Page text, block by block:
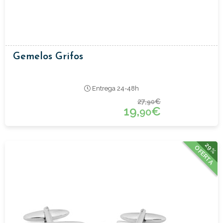
Gemelos Grifos
Entrega 24-48h
27,90€
19,90€
29%
OFERTA